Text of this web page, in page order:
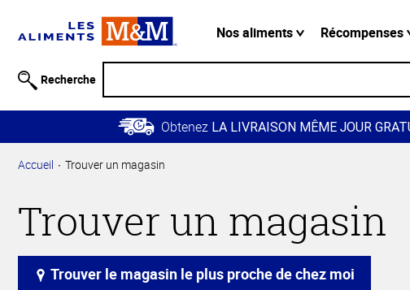
relative à
Passer
contenu
Retour à
principale
Nos aliments Récompenses
Recherche
Obtenez LA LIVRAISON MÊME JOUR
Accueil Trouver un magasin
Trouver un magasin
Trouver le magasin le plus proche de chez moi